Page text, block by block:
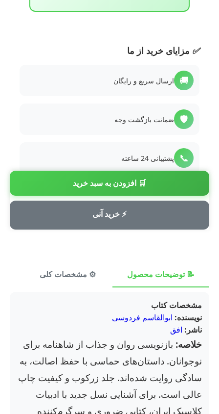
🛒 افزودن به سبد خرید
⚡ خرید آنی
✅ مزایای خرید از ما
🚚 ارسال سریع و رایگان
🛡️ ضمانت بازگشت وجه
📞 پشتیبانی 24 ساعته
💳 پرداخت امن
📝 توضیحات محصول ⚙️ مشخصات کلی
مشخصات کتاب
نویسنده: ابوالقاسم فردوسی
ناشر: افق
خلاصه: بازنویسی روان و جذاب از شاهنامه برای
نوجوانان. داستان‌های حماسی با حفظ اصالت، به
سادگی روایت شده‌اند. جلد زرکوب و کیفیت چاپ
عالی است. برای آشنایی نسل جدید با ادبیات
کلاسیک ایران، کتابی ضروری و سرگرم‌کننده